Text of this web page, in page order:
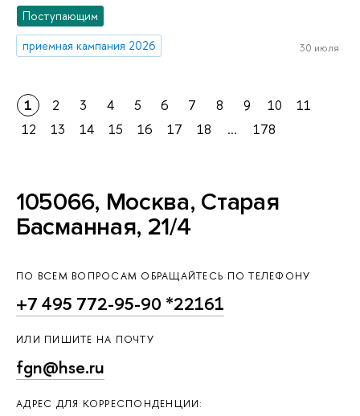
Поступающим
приемная кампания 2026
30 июля
1 2 3 4 5 6 7 8 9 10
11
12
13 14 15 16 17 18 ... 178
105066, Москва, Старая
Басманная, 21/4
ПО ВСЕМ ВОПРОСАМ ОБРАЩАЙТЕСЬ ПО ТЕЛЕФОНУ
+7 495 772-95-90 *22161
ИЛИ ПИШИТЕ НА ПОЧТУ
fgn@hse.ru
АДРЕС ДЛЯ КОРРЕСПОНДЕНЦИИ: